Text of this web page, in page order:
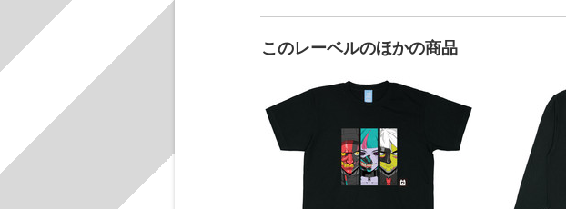
このレーベルのほかの商品